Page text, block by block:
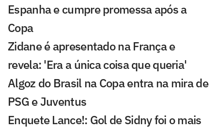
Espanha e cumpre promessa após a
Copa
Zidane é apresentado na França e
revela: 'Era a única coisa que queria'
Algoz do Brasil na Copa entra na mira de
PSG e Juventus
Enquete Lance!: Gol de Sidny foi o mais